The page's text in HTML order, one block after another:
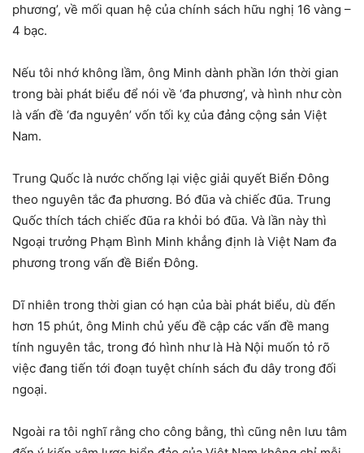
phương’, về mối quan hệ của chính sách hữu nghị 16 vàng –
4 bạc.
Nếu tôi nhớ không lầm, ông Minh dành phần lớn thời gian
trong bài phát biểu để nói về ‘đa phương’, và hình như còn
là vấn đề ‘đa nguyên’ vốn tối kỵ của đảng cộng sản Việt
Nam.
Trung Quốc là nước chống lại việc giải quyết Biển Đông
theo nguyên tắc đa phương. Bó đũa và chiếc đũa. Trung
Quốc thích tách chiếc đũa ra khỏi bó đũa. Và lần này thì
Ngoại trưởng Phạm Bình Minh khẳng định là Việt Nam đa
phương trong vấn đề Biển Đông.
Dĩ nhiên trong thời gian có hạn của bài phát biểu, dù đến
hơn 15 phút, ông Minh chủ yếu đề cập các vấn đề mang
tính nguyên tắc, trong đó hình như là Hà Nội muốn tỏ rõ
việc đang tiến tới đoạn tuyệt chính sách đu dây trong đối
ngoại.
Ngoài ra tôi nghĩ rằng cho công bằng, thì cũng nên lưu tâm